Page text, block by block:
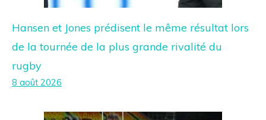
Hansen et Jones prédisent le même résultat lors
de la tournée de la plus grande rivalité du
rugby
8 août 2026